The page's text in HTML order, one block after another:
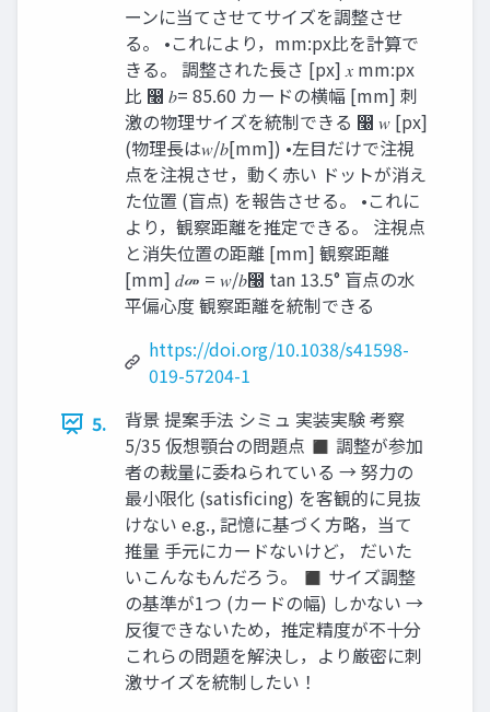
ーンに当てさせてサイズを調整させ
る。 •これにより，mm:px比を計算で
きる。 調整された長さ [px] 𝑥 mm:px
比 ෠ 𝑏= 85.60 カードの横幅 [mm] 刺
激の物理サイズを統制できる ෠ 𝑤 [px]
(物理長は𝑤/𝑏[mm]) •左目だけで注視
点を注視させ，動く赤い ドットが消え
た位置 (盲点) を報告させる。 •これに
より，観察距離を推定できる。 注視点
と消失位置の距離 [mm] 観察距離
[mm] 𝑑መ = 𝑤/𝑏෠ tan 13.5° 盲点の水
平偏心度 観察距離を統制できる
https://doi.org/10.1038/s41598-
019-57204-1
5.
背景 提案手法 シミュ 実装実験 考察
5/35 仮想顎台の問題点 ◼ 調整が参加
者の裁量に委ねられている → 努力の
最小限化 (satisficing) を客観的に見抜
けない e.g., 記憶に基づく方略，当て
推量 手元にカードないけど， だいた
いこんなもんだろう。 ◼ サイズ調整
の基準が1つ (カードの幅) しかない →
反復できないため，推定精度が不十分
これらの問題を解決し，より厳密に刺
激サイズを統制したい！